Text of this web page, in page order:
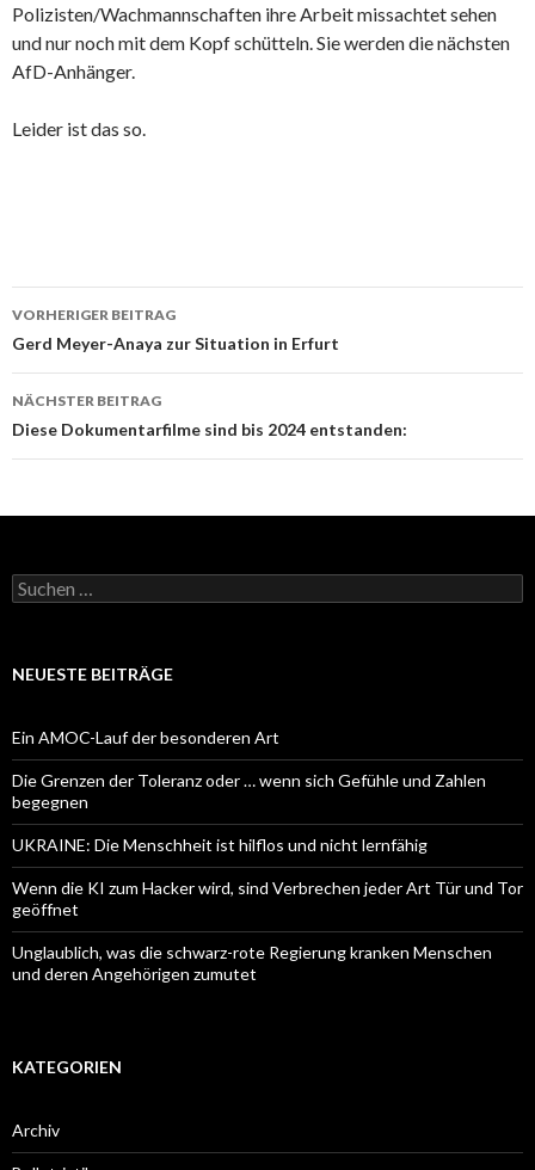
Polizisten/Wachmannschaften ihre Arbeit missachtet sehen
und nur noch mit dem Kopf schütteln. Sie werden die nächsten
AfD-Anhänger.
Leider ist das so.
Beitrags-
Navigation
VORHERIGER BEITRAG
Gerd Meyer-Anaya zur Situation in Erfurt
NÄCHSTER BEITRAG
Diese Dokumentarfilme sind bis 2024 entstanden:
Suchen
nach:
NEUESTE BEITRÄGE
Ein AMOC-Lauf der besonderen Art
Die Grenzen der Toleranz oder … wenn sich Gefühle und Zahlen
begegnen
UKRAINE: Die Menschheit ist hilflos und nicht lernfähig
Wenn die KI zum Hacker wird, sind Verbrechen jeder Art Tür und Tor
geöffnet
Unglaublich, was die schwarz-rote Regierung kranken Menschen
und deren Angehörigen zumutet
KATEGORIEN
Archiv